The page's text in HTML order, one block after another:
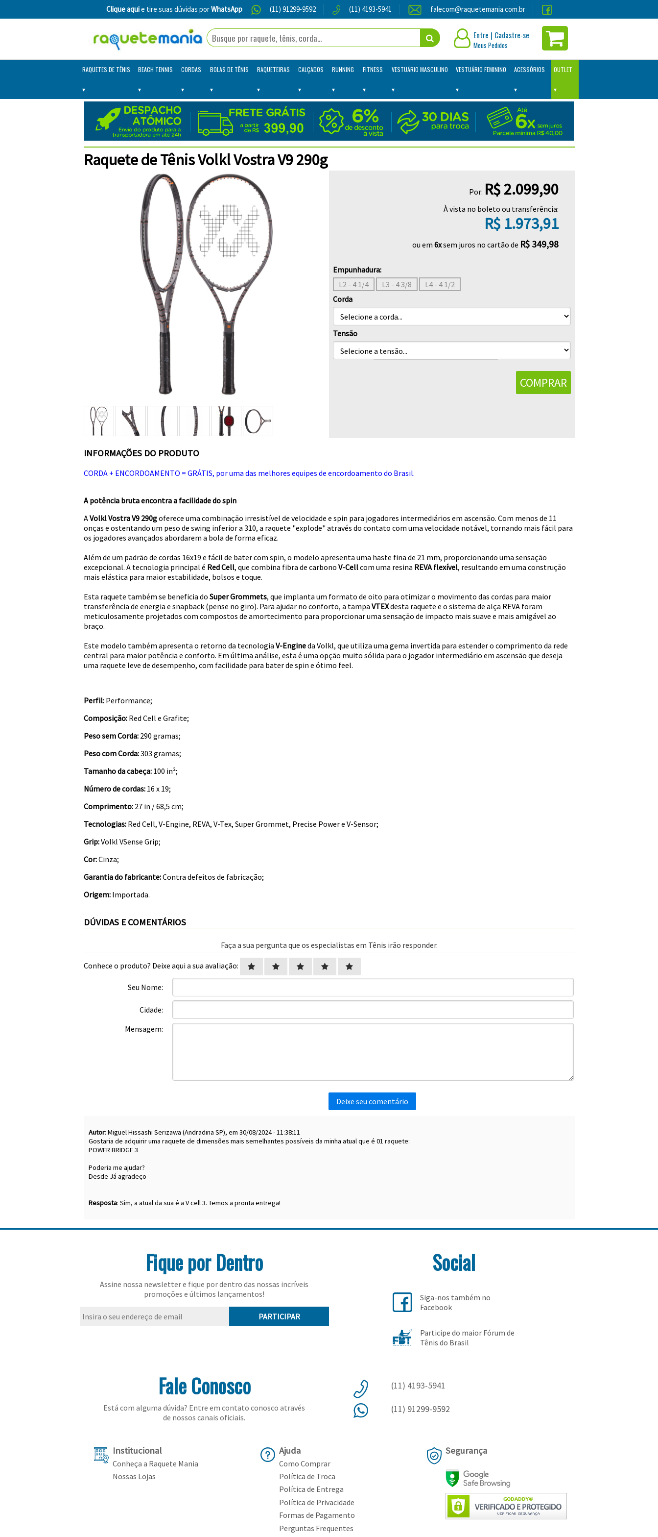
Clique aquie tire suas dúvidas porWhatsApp (11) 91299-9592 (11) 4193-5941 falecom@raquetemania.com.br
Entre | Cadastre-se
Meus Pedidos
RAQUETES DE TÊNIS BEACH TENNIS CORDAS BOLAS DE TÊNIS RAQUETEIRAS CALÇADOS RUNNING FITNESS VESTUÁRIO MASCULINO VESTUÁRIO FEMININO ACESSÓRIOS OUTLET
Raquete de Tênis Volkl Vostra V9 290g
Por: R$ 2.099,90
À vista no boleto ou transferência:
R$ 1.973,91
ou em 6xsem juros no cartão de R$ 349,98
Empunhadura:
L2 - 4 1/4
L3 - 4 3/8
L4 - 4 1/2
Corda
Tensão
INFORMAÇÕES DO PRODUTO
CORDA + ENCORDOAMENTO = GRÁTIS, por uma das melhores equipes de encordoamento do Brasil.
A potência bruta encontra a facilidade do spin
AVolkl Vostra V9 290goferece uma combinação irresistível de velocidade e spin para jogadores intermediários em ascensão. Com menos de 11
onças e ostentando um peso de swing inferior a 310, a raquete "explode" através do contato com uma velocidade notável, tornando mais fácil para
os jogadores avançados abordarem a bola de forma eficaz.
Além de um padrão de cordas 16x19 e fácil de bater com spin, o modelo apresenta uma haste fina de 21 mm, proporcionando uma sensação
excepcional. A tecnologia principal é Red Cell, que combina fibra de carbono V-Cellcom uma resina REVA flexível, resultando em uma construção
mais elástica para maior estabilidade, bolsos e toque.
Esta raquete também se beneficia do Super Grommets, que implanta um formato de oito para otimizar o movimento das cordas para maior
transferência de energia e snapback (pense no giro). Para ajudar no conforto, a tampa VTEXdesta raquete e o sistema de alça REVA foram
meticulosamente projetados com compostos de amortecimento para proporcionar uma sensação de impacto mais suave e mais amigável ao
braço.
Este modelo também apresenta o retorno da tecnologia V-Engineda Volkl, que utiliza uma gema invertida para estender o comprimento da rede
central para maior potência e conforto. Em última análise, esta é uma opção muito sólida para o jogador intermediário em ascensão que deseja
uma raquete leve de desempenho, com facilidade para bater de spin e ótimo feel.
Perfil:Performance;
Composição:Red Cell e Grafite;
Peso sem Corda:290 gramas;
Peso com Corda:303 gramas;
Tamanho da cabeça: 100 in²;
Número de cordas:16 x 19;
Comprimento:27 in / 68,5 cm;
Tecnologias:Red Cell, V-Engine, REVA, V-Tex, Super Grommet, Precise Power e V-Sensor;
Grip:Volkl VSense Grip;
Cor:Cinza;
Garantia do fabricante:Contra defeitos de fabricação;
Origem:Importada.
DÚVIDAS E COMENTÁRIOS
Faça a sua pergunta que os especialistas em Tênis irão responder.
Conhece o produto? Deixe aqui a sua avaliação:
Seu Nome:
Cidade:
Mensagem:
Autor: Miguel Hissashi Serizawa (Andradina SP), em 30/08/2024 - 11:38:11
Gostaria de adquirir uma raquete de dimensões mais semelhantes possíveis da minha atual que é 01 raquete:
POWER BRIDGE 3
Poderia me ajudar?
Desde Já agradeço
Resposta: Sim, a atual da sua é a V cell 3. Temos a pronta entrega!
Fique por Dentro
Assine nossa newsletter e fique por dentro das nossas incríveis
promoções e últimos lançamentos!
PARTICIPAR
Social
Siga-nos também no
Facebook
Participe do maior Fórum de
Tênis do Brasil
Fale Conosco
Está com alguma dúvida? Entre em contato conosco através
de nossos canais oficiais.
(11) 4193-5941
(11) 91299-9592
Institucional
Conheça a Raquete Mania
Nossas Lojas
Ajuda
Como Comprar
Política de Troca
Política de Entrega
Política de Privacidade
Formas de Pagamento
Perguntas Frequentes
Segurança